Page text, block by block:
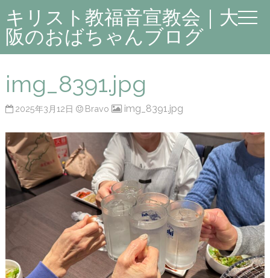
キリスト教福音宣教会｜大
阪のおばちゃんブログ
img_8391.jpg
2025年3月12日 Bravo img_8391.jpg